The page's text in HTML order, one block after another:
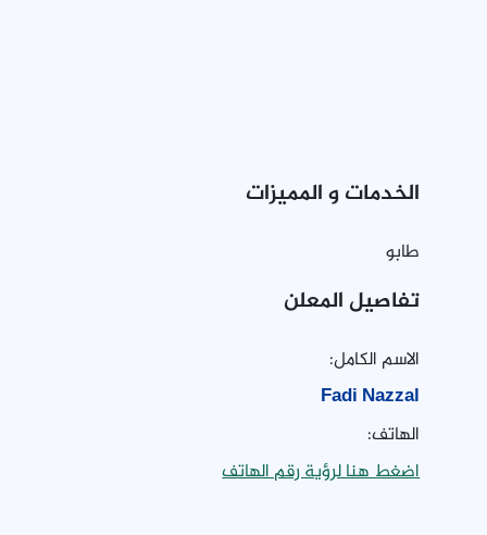
الخدمات و المميزات
طابو
تفاصيل المعلن
الاسم الكامل:
Fadi Nazzal
الهاتف:
اضغط هنا لرؤية رقم الهاتف